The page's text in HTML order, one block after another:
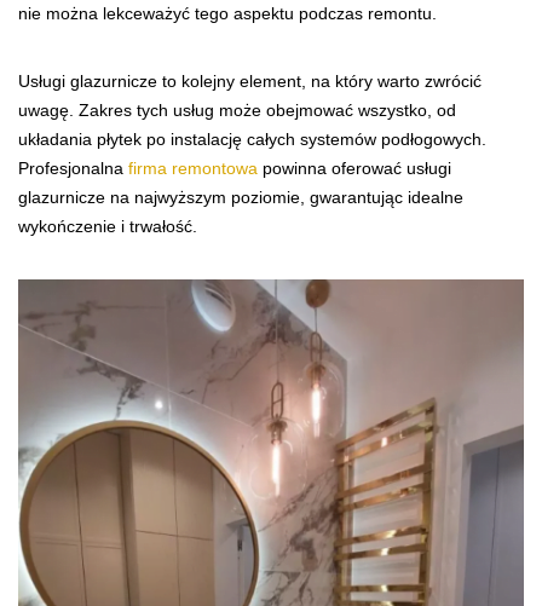
nie można lekceważyć tego aspektu podczas remontu.
Usługi glazurnicze to kolejny element, na który warto zwrócić
uwagę. Zakres tych usług może obejmować wszystko, od
układania płytek po instalację całych systemów podłogowych.
Profesjonalna firma remontowa powinna oferować usługi
glazurnicze na najwyższym poziomie, gwarantując idealne
wykończenie i trwałość.